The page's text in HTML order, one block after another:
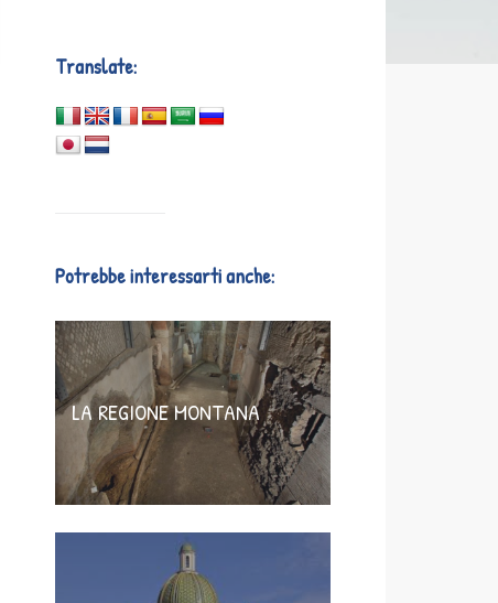
Translate:
Potrebbe interessarti anche:
LA REGIONE MONTANA